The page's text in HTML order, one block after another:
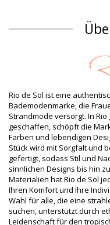
Bikini-Tops Rot Rio
Material Oberstoff: 84%
16% Spandex (LYCRA) -
Futter: 84%
Spandex (LYCRA) -
UV-Schutz: UPF 50+
Abteilung: Damen,
Verpackung beinhaltet:
nicht eingeschlossen)
HS CODE: 6112.41.0010
SKU: 1981124164
EAN: XS
L (7899810367402), XL
Gewicht: 55g / 0.12lb /
Retuschierte Fotos
Rio de Sol ist eine
Bademodenmarke, die
Strandmode versorgt. In
geschaffen, schöpft die
Farben und lebendigen
Stück wird mit Sorgfalt und
gefertigt, sodass Stil und
sinnlichen Designs bis hin
Materialien hat Rio de Sol
Ihren Komfort und Ihre
Wahl für alle, die eine
suchen, unterstützt durch
Leidenschaft für den